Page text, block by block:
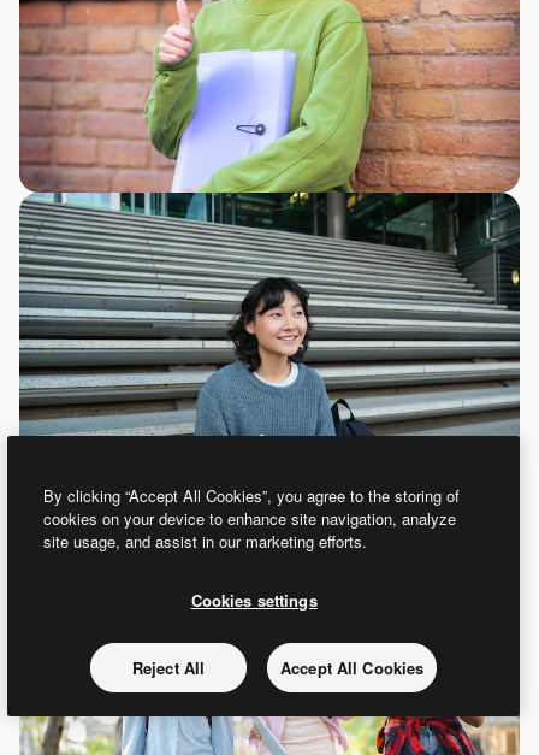
By clicking “Accept All Cookies”, you agree to the storing of
cookies on your device to enhance site navigation, analyze
site usage, and assist in our marketing efforts.
Cookies settings
Reject All Accept All Cookies